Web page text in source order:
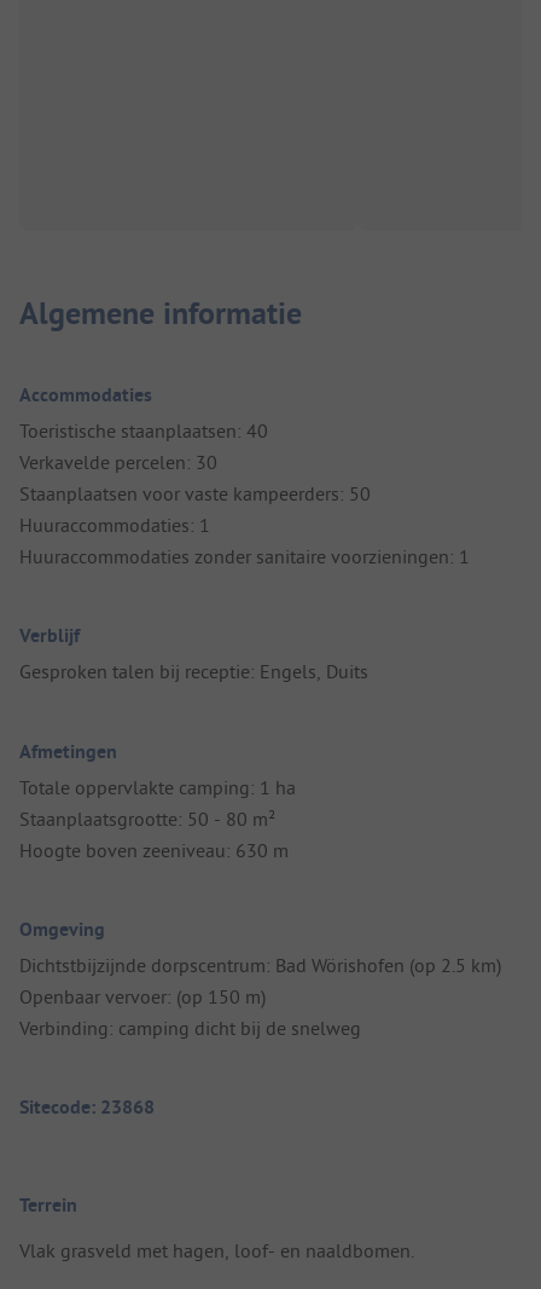
Algemene informatie
Accommodaties
Toeristische staanplaatsen: 40
Verkavelde percelen: 30
Staanplaatsen voor vaste kampeerders: 50
Huuraccommodaties: 1
Huuraccommodaties zonder sanitaire voorzieningen: 1
Verblijf
Gesproken talen bij receptie: Engels, Duits
Afmetingen
Totale oppervlakte camping: 1 ha
Staanplaatsgrootte: 50 - 80 m²
Hoogte boven zeeniveau: 630 m
Omgeving
Dichtstbijzijnde dorpscentrum: Bad Wörishofen (op 2.5 km)
Openbaar vervoer: (op 150 m)
Verbinding: camping dicht bij de snelweg
Sitecode: 23868
Terrein
Vlak grasveld met hagen, loof- en naaldbomen.